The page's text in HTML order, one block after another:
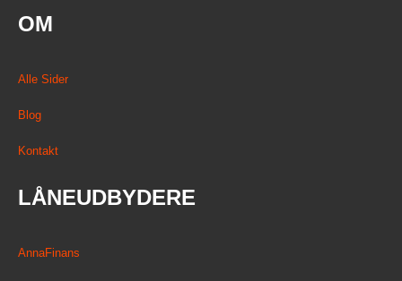
OM
Alle Sider
Blog
Kontakt
LÅNEUDBYDERE
AnnaFinans